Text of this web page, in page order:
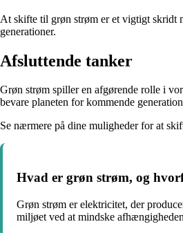
At skifte til grøn strøm er et vigtigt skridt
generationer.
Afsluttende tanker
Grøn strøm spiller en afgørende rolle i
bevare planeten for kommende
Se nærmere på dine muligheder for at
Hvad er grøn strøm, og
Grøn strøm er elektricitet, der
miljøet ved at mindske